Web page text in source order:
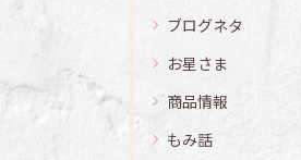
ブログネタ
お星さま
商品情報
もみ話